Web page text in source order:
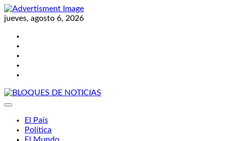
Skip
to
jueves, agosto 6, 2026
El País
Política